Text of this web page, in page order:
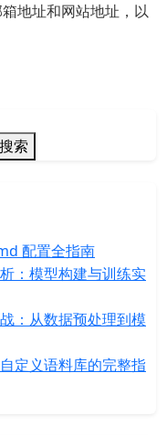
地址和网站地址，以
搜索
配置全指南
：模型构建与训练实
：从数据预处理到模
定义语料库的完整指